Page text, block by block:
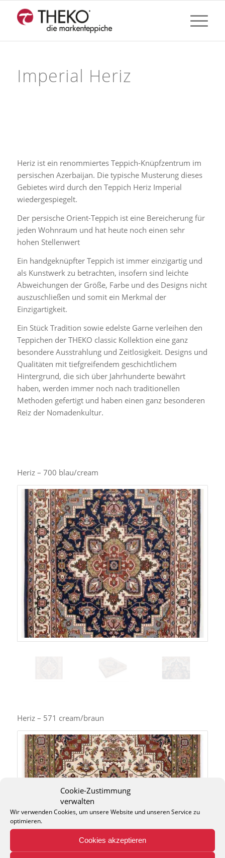
Cookie-Zustimmung
verwalten
Wir verwenden Cookies, um unsere Website und unseren Service zu
optimieren.
Cookies akzeptieren
Imperial Heriz
Heriz ist ein renommiertes Teppich-Knüpfzentrum im
persischen Azerbaijan. Die typische Musterung dieses
Gebietes wird durch den Teppich Heriz Imperial
wiedergespiegelt.
Der persische Orient-Teppich ist eine Bereicherung für
jeden Wohnraum und hat heute noch einen sehr
hohen Stellenwert
Ein handgeknüpfter Teppich ist immer einzigartig und
als Kunstwerk zu betrachten, insofern sind leichte
Abweichungen der Größe, Farbe und des Designs nicht
auszuschließen und somit ein Merkmal der
Einzigartigkeit.
Ein Stück Tradition sowie edelste Garne verleihen den
Teppichen der THEKO classic Kollektion eine ganz
besondere Ausstrahlung und Zeitlosigkeit. Designs und
Qualitäten mit tiefgreifendem geschichtlichem
Hintergrund, die sich über Jahrhunderte bewährt
haben, werden immer noch nach traditionellen
Methoden gefertigt und haben einen ganz besonderen
Reiz der Nomadenkultur.
Heriz – 700 blau/cream
Heriz – 571 cream/braun